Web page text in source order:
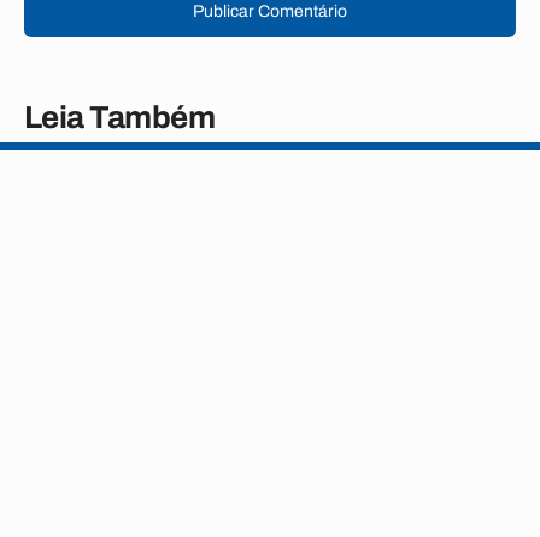
Publicar Comentário
Leia Também